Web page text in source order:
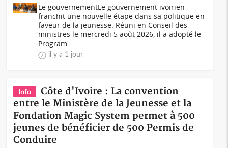
Le gouvernementLe gouvernement ivoirien
franchit une nouvelle étape dans sa politique en
faveur de la jeunesse. Réuni en Conseil des
ministres le mercredi 5 août 2026, il a adopté le
Program...
il y a 1 jour
Info
Côte d'Ivoire : La convention
entre le Ministère de la Jeunesse et la
Fondation Magic System permet à 500
jeunes de bénéficier de 500 Permis de
Conduire